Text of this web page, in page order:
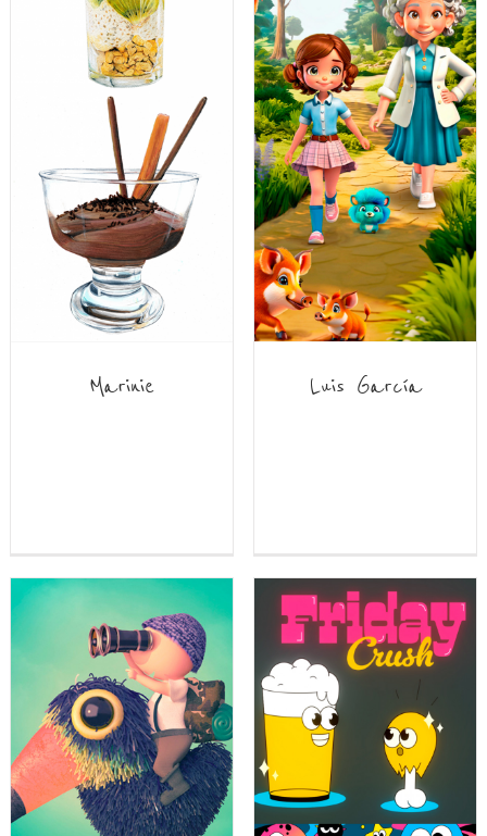
Marinie Luis García